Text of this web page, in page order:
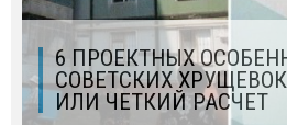
6 ПРОЕКТНЫХ
СОВЕТСКИХ
ИЛИ ЧЕТКИЙ РАСЧЕТ